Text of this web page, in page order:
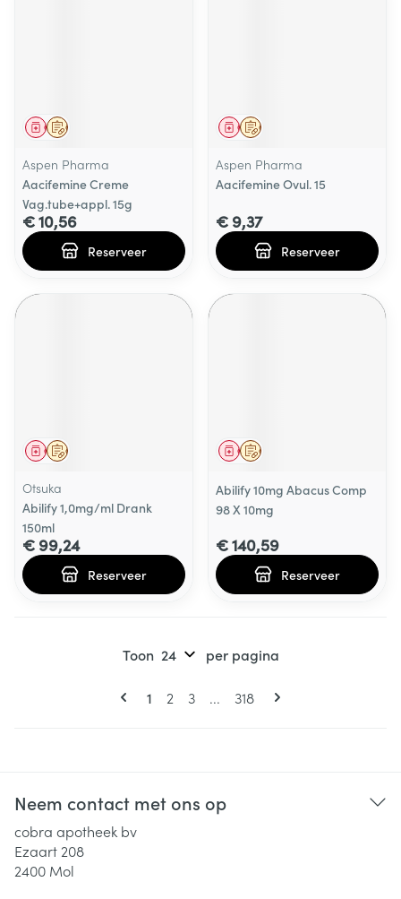
Op voorschrift
Geneesmiddel
Aspen Pharma
Aacifemine Creme
Vag.tube+appl. 15g
€ 10,56
Reserveer
Op voorschrift
Geneesmiddel
Aspen Pharma
Aacifemine Ovul. 15
€ 9,37
Reserveer
Op voorschrift
Geneesmiddel
Otsuka
Abilify 1,0mg/ml Drank
150ml
€ 99,24
Reserveer
Op voorschrift
Geneesmiddel
Abilify 10mg Abacus Comp
98 X 10mg
€ 140,59
Reserveer
Pagina's
U lees momenteel pagina
1 Pagina
2 Pagina
3 ... Pagina
318
Toon per pagina
Neem contact met ons op
cobra apotheek bv
Ezaart 208
2400 Mol